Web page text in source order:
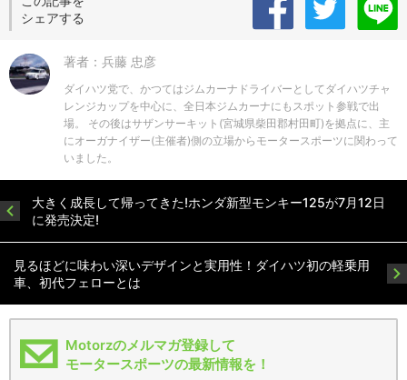
シェアする
著者：兵藤 忠彦
ダイハツ党で、かつてはジムカーナドライバーとしてダイハツチャ
レンジカップを中心に、全日本ジムカーナにもスポット参戦で出
場。 その後はサザンサーキット(宮城県柴田郡村田町)を拠点に、主
にオーガナイザー(主催者)側の立場からモータースポーツに関わって
いました。
大きく成長して帰ってきた!ホンダ新型モンキー125が7月12日
に発売決定!
見るほどに味わい深いデザインと実用性！ダイハツ初の軽乗用
車、初代フェローとは
Motorzのメルマガ登録して
モータースポーツの最新情報を！